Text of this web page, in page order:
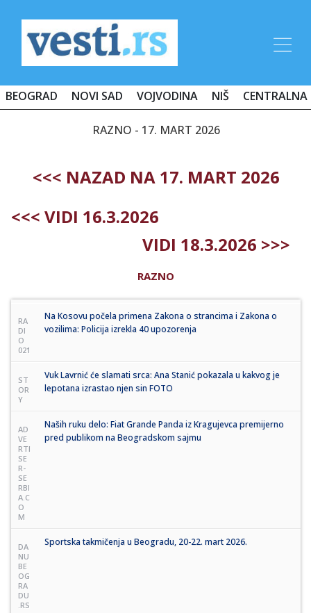
BEOGRAD NOVI SAD VOJVODINA NIŠ CENTRALNA
RAZNO - 17. MART 2026
<<< NAZAD NA 17. MART 2026
<<< VIDI 16.3.2026
VIDI 18.3.2026 >>>
RAZNO
RA
DI
O
021
Na Kosovu počela primena Zakona o strancima i Zakona o
vozilima: Policija izrekla 40 upozorenja
ST
OR
Y
Vuk Lavrnić će slamati srca: Ana Stanić pokazala u kakvog je
lepotana izrastao njen sin FOTO
AD
VE
RTI
SE
R-
SE
RBI
A.C
O
M
Naših ruku delo: Fiat Grande Panda iz Kragujevca premijerno
pred publikom na Beogradskom sajmu
DA
NU
BE
OG
RA
DU
.RS
Sportska takmičenja u Beogradu, 20-22. mart 2026.